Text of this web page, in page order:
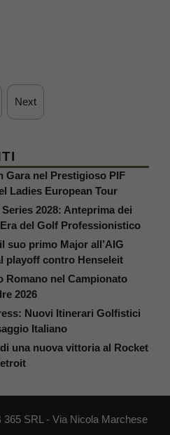
Next
Gara nel Prestigioso PIF
Ladies European Tour
2028: Anteprima dei
del Golf Professionistico
suo primo Major all’AIG
playoff contro Henseleit
Romano nel Campionato
2026
Nuovi Itinerari Golfistici
Italiano
una nuova vittoria al Rocket
365 SRL - Via Nicola Marchese